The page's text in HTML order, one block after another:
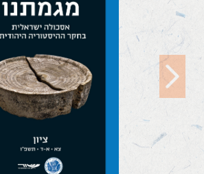
א-ד)
מגמתנו: אסכולה
ההיסטוריה היהודית?
(ציון, צא [תשפ"ו]) הוא
כרך-נושא...
קראו עוד